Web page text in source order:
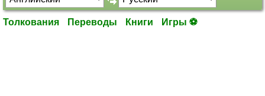
Толкования Переводы Книги Игры ⚽